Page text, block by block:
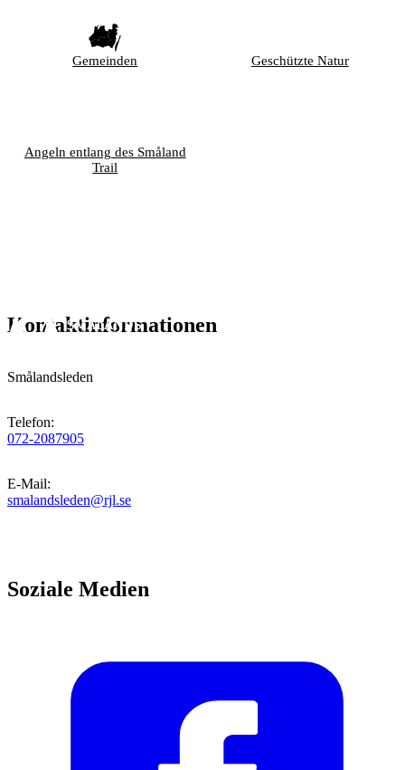
Gemeinden Geschützte Natur
Angeln entlang des Småland
Trail
Kontaktinformationen
Smålandsleden
Telefon:
072-2087905
E-Mail:
smalandsleden@rjl.se
Soziale Medien